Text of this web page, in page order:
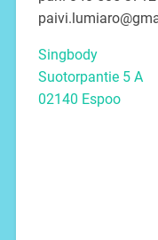
Singbody
Suotorpantie 5 A
02140 Espoo